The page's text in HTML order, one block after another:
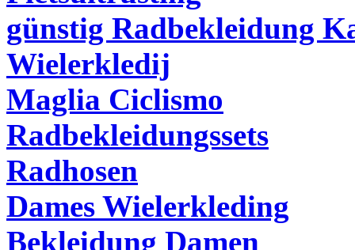
günstig Radbekleidung
Wielerkledij
Maglia Ciclismo
Radbekleidungssets
Radhosen
Dames Wielerkleding
Bekleidung Damen